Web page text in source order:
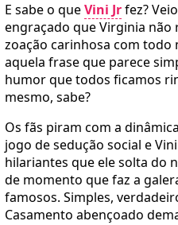
E sabe o queVini Jrfez?
engraçado que Virginia
zoação carinhosa com
aquela frase que parece
humor que todos ficamos
mesmo, sabe?
Os fãs piram com a
jogo de sedução social e
hilariantes que ele solta do
de momento que faz a
famosos. Simples,
Casamento abençoado